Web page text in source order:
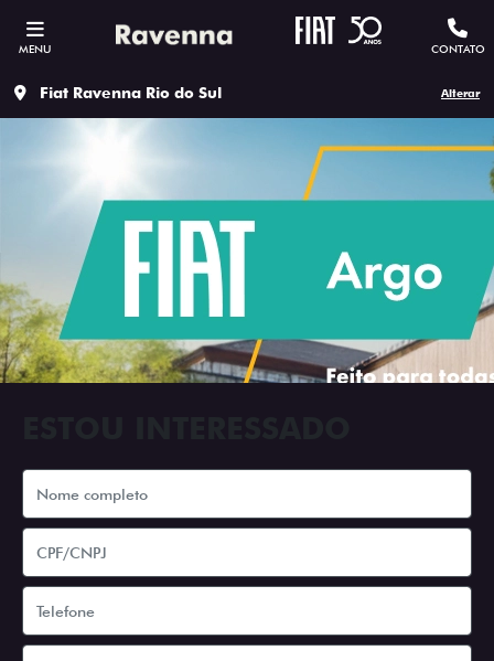
MENU CONTATO
Fiat Ravenna Rio do Sul Alterar